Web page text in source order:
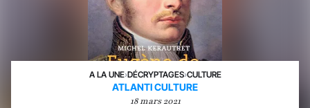
A LA UNE›DÉCRYPTAGES›CULTURE
ATLANTI CULTURE
18 mars 2021